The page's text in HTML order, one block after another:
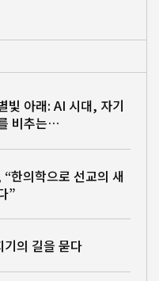
빛 아래: AI 시대, 자기
비추는…
한의학으로 선교의 새
”
의 길을 묻다